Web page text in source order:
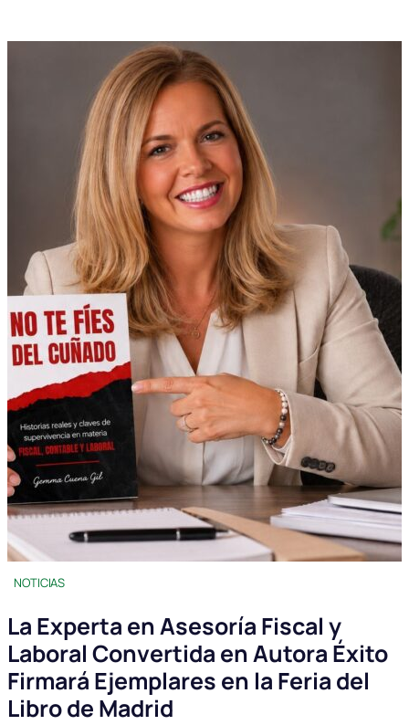
NOTICIAS
La Experta en Asesoría Fiscal y
Laboral Convertida en Autora Éxito
Firmará Ejemplares en la Feria del
Libro de Madrid